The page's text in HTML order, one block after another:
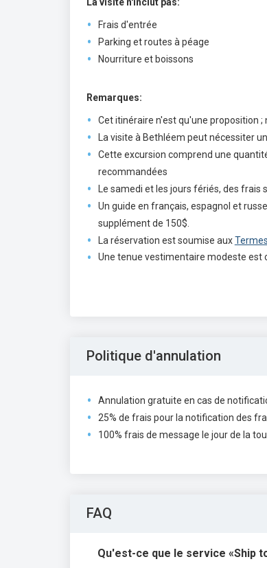
Frais d'entrée
Parking et routes à péage
Nourriture et boissons
Remarques:
Cet itinéraire n'est qu'une proposition
La visite à Bethléem peut nécessiter
Cette excursion comprend une
recommandées
Le samedi et les jours fériés, des
Un guide en français, espagnol et
supplément de 150$.
La réservation est soumise aux
Une tenue vestimentaire modeste est
Politique d'annulation
Annulation gratuite en cas de
25% de frais pour la notification des
100% frais de message le jour de la
FAQ
Qu'est-ce que le service «Ship